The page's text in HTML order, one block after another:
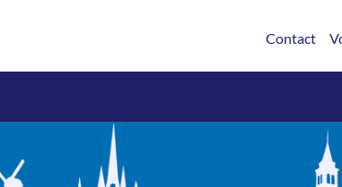
Contact